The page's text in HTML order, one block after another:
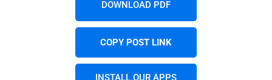
DOWNLOAD PDF
COPY POST LINK
INSTALL OUR APPS